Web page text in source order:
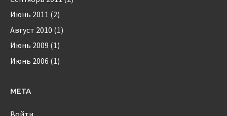
Июнь 2011 (2)
Август 2010 (1)
Июнь 2009 (1)
Июнь 2006 (1)
МЕТА
Войти